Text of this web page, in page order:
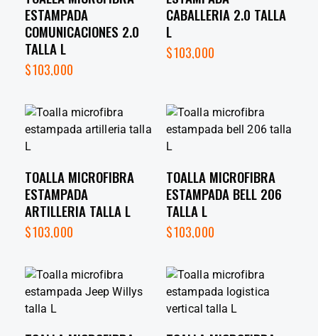
ESTAMPADA
COMUNICACIONES 2.0
TALLA L
$103,000
CABALLERIA 2.0 TALLA
L
$103,000
TOALLA MICROFIBRA
ESTAMPADA
ARTILLERIA TALLA L
$103,000
TOALLA MICROFIBRA
ESTAMPADA BELL 206
TALLA L
$103,000